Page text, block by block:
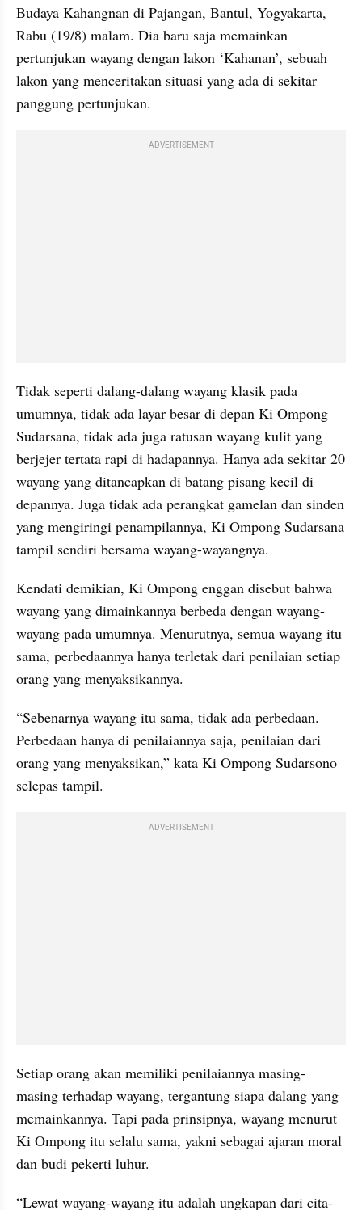
Budaya Kahangnan di Pajangan, Bantul, Yogyakarta,
Rabu (19/8) malam. Dia baru saja memainkan
pertunjukan wayang dengan lakon ‘Kahanan’, sebuah
lakon yang menceritakan situasi yang ada di sekitar
panggung pertunjukan.
ADVERTISEMENT
Tidak seperti dalang-dalang wayang klasik pada
umumnya, tidak ada layar besar di depan Ki Ompong
Sudarsana, tidak ada juga ratusan wayang kulit yang
berjejer tertata rapi di hadapannya. Hanya ada sekitar 20
wayang yang ditancapkan di batang pisang kecil di
depannya. Juga tidak ada perangkat gamelan dan sinden
yang mengiringi penampilannya, Ki Ompong Sudarsana
tampil sendiri bersama wayang-wayangnya.
Kendati demikian, Ki Ompong enggan disebut bahwa
wayang yang dimainkannya berbeda dengan wayang-
wayang pada umumnya. Menurutnya, semua wayang itu
sama, perbedaannya hanya terletak dari penilaian setiap
orang yang menyaksikannya.
“Sebenarnya wayang itu sama, tidak ada perbedaan.
Perbedaan hanya di penilaiannya saja, penilaian dari
orang yang menyaksikan,” kata Ki Ompong Sudarsono
selepas tampil.
ADVERTISEMENT
Setiap orang akan memiliki penilaiannya masing-
masing terhadap wayang, tergantung siapa dalang yang
memainkannya. Tapi pada prinsipnya, wayang menurut
Ki Ompong itu selalu sama, yakni sebagai ajaran moral
dan budi pekerti luhur.
“Lewat wayang-wayang itu adalah ungkapan dari cita-